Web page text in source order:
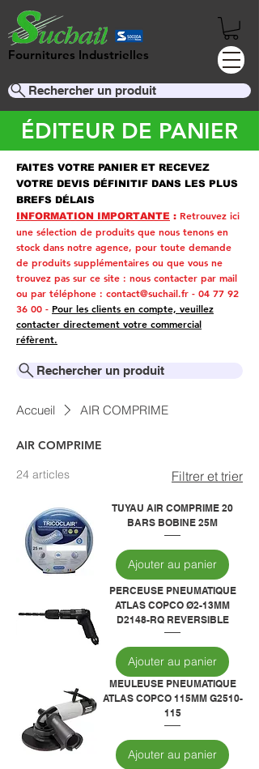
Fournitures Industrielles
Rechercher un produit
ÉDITEUR DE PANIER
FAITES VOTRE PANIER ET RECEVEZ
VOTRE DEVIS DÉFINITIF DANS LES PLUS
BREFS DÉLAIS
INFORMATION IMPORTANTE : Retrouvez ici
une sélection de produits que nous tenons en
stock dans notre agence, pour toute demande
de produits supplémentaires ou que vous ne
trouvez pas sur ce site : nous contacter par mail
ou par téléphone : contact@suchail.fr - 04 77 92
36 00 - Pour les clients en compte, veuillez
contacter directement votre commercial
réfèrent.
Rechercher un produit
Accueil AIR COMPRIME
AIR COMPRIME
24 articles
Filtrer et trier
TUYAU AIR COMPRIME 20
BARS BOBINE 25M
Ajouter au panier
PERCEUSE PNEUMATIQUE
ATLAS COPCO Ø2-13MM
D2148-RQ REVERSIBLE
Ajouter au panier
MEULEUSE PNEUMATIQUE
ATLAS COPCO 115MM G2510-
115
Ajouter au panier